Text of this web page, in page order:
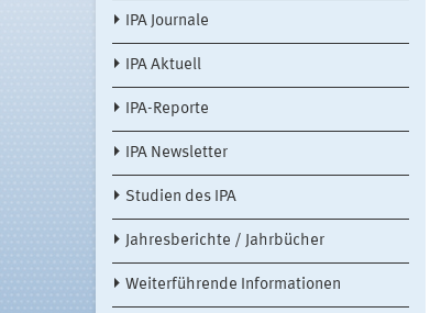
IPA Journale
IPA Aktuell
IPA-Reporte
IPA Newsletter
Studien des IPA
Jahresberichte / Jahrbücher
Weiterführende Informationen